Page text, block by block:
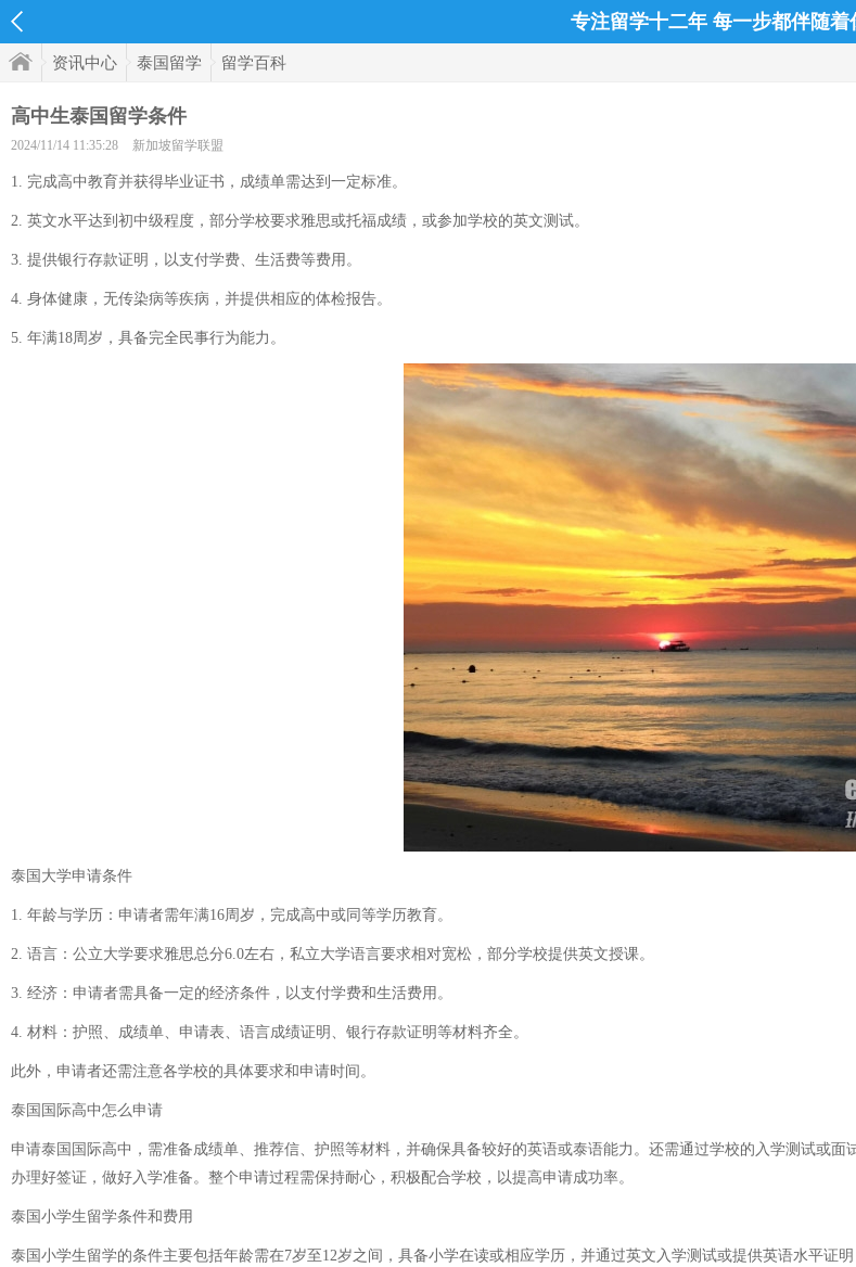
专注留学十二年 每一步都伴随着
资讯中心 泰国留学 留学百科
高中生泰国留学条件
2024/11/14 11:35:28 新加坡留学联盟
1. 完成高中教育并获得毕业证书，成绩单需达到一定标准。
2. 英文水平达到初中级程度，部分学校要求雅思或托福成绩，或参加学校的英文测试。
3. 提供银行存款证明，以支付学费、生活费等费用。
4. 身体健康，无传染病等疾病，并提供相应的体检报告。
5. 年满18周岁，具备完全民事行为能力。
泰国大学申请条件
1. 年龄与学历：申请者需年满16周岁，完成高中或同等学历教育。
2. 语言：公立大学要求雅思总分6.0左右，私立大学语言要求相对宽松，部分学校提供英文授课。
3. 经济：申请者需具备一定的经济条件，以支付学费和生活费用。
4. 材料：护照、成绩单、申请表、语言成绩证明、银行存款证明等材料齐全。
此外，申请者还需注意各学校的具体要求和申请时间。
泰国国际高中怎么申请
申请泰国国际高中，需准备成绩单、推荐信、护照等材料，并确保具备较好的英语或泰语能力。还需通过学校的入学测试或
办理好签证，做好入学准备。整个申请过程需保持耐心，积极配合学校，以提高申请成功率。
泰国小学生留学条件和费用
泰国小学生留学的条件主要包括年龄需在7岁至12岁之间，具备小学在读或相应学历，并通过英文入学测试或提供英语水平